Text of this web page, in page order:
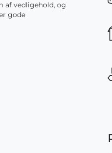
af vedligehold, og
gode